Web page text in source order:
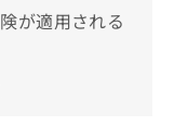
が適用される